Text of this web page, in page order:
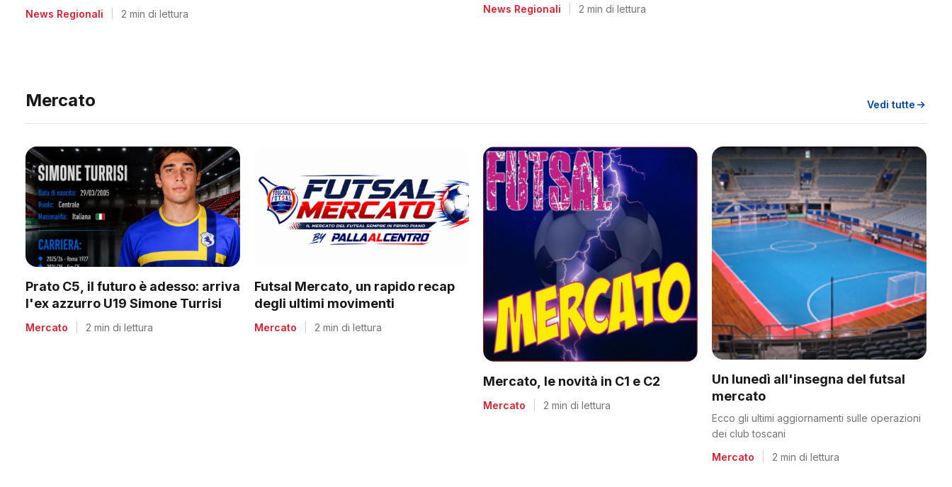
News Regionali 2 min di lettura News Regionali 2 min di lettura
Mercato Vedi tutte
Prato C5, il futuro è adesso: arriva
l'ex azzurro U19 Simone Turrisi
Mercato 2 min di lettura
Futsal Mercato, un rapido recap
degli ultimi movimenti
Mercato 2 min di lettura
Mercato, le novità in C1 e C2
Mercato 2 min di lettura
Un lunedì all'insegna del futsal
mercato
Ecco gli ultimi aggiornamenti sulle operazioni
dei club toscani
Mercato
2 min di lettura